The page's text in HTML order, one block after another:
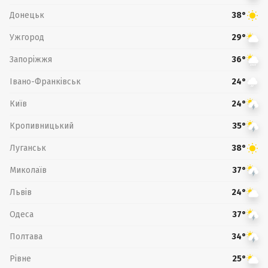
Донецьк 38°
Ужгород 29°
Запоріжжя 36°
Івано-Франківськ 24°
Київ 24°
Кропивницький 35°
Луганськ 38°
Миколаїв 37°
Львів 24°
Одеса 37°
Полтава 34°
Рівне 25°